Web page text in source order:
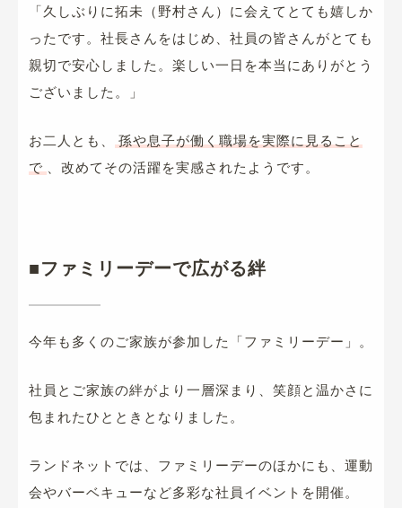
「久しぶりに拓未（野村さん）に会えてとても嬉しか
ったです。社長さんをはじめ、社員の皆さんがとても
親切で安心しました。楽しい一日を本当にありがとう
ございました。」
お二人とも、
孫や息子が働く職場を実際に見ること
で
、改めてその活躍を実感されたようです。
■ファミリーデーで広がる絆
今年も多くのご家族が参加した「ファミリーデー」。
社員とご家族の絆がより一層深まり、笑顔と温かさに
包まれたひとときとなりました。
ランドネットでは、ファミリーデーのほかにも、運動
会やバーベキューなど多彩な社員イベントを開催。